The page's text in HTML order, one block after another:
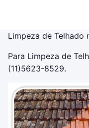
Limpeza de Telhado
Para Limpeza de
(11)5623-8529.